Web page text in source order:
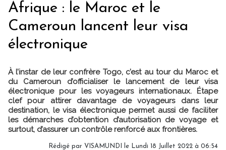
Afrique : le Maroc et le
Cameroun lancent leur visa
électronique
À l’instar de leur confrère Togo, c’est au tour du Maroc et
du Cameroun d’officialiser le lancement de leur visa
électronique pour les voyageurs internationaux. Étape
clef pour attirer davantage de voyageurs dans leur
destination, le visa électronique permet aussi de faciliter
les démarches d’obtention d’autorisation de voyage et
surtout, d’assurer un contrôle renforcé aux frontières.
Rédigé par VISAMUNDI le Lundi 18 Juillet 2022 à 06:54